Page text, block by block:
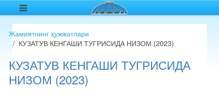
Жамиятнинг ҳужжатлари
КУЗАТУВ КЕНГАШИ ТУГРИСИДА НИЗОМ (2023)
КУЗАТУВ КЕНГАШИ ТУГРИСИДА
НИЗОМ (2023)